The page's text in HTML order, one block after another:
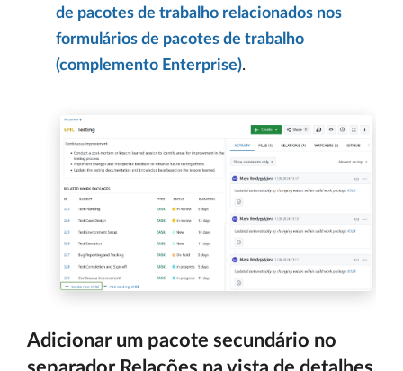
de pacotes de trabalho relacionados nos
formulários de pacotes de trabalho
(complemento Enterprise).
Adicionar um pacote secundário no